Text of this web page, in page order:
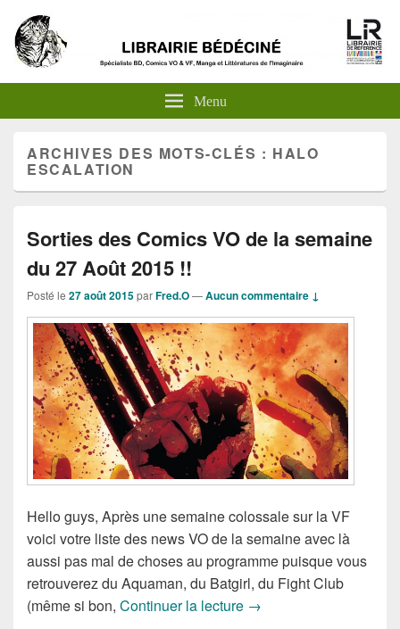
Menu
ARCHIVES DES MOTS-CLÉS : HALO
ESCALATION
Sorties des Comics VO de la semaine
du 27 Août 2015 !!
Posté le 27 août 2015parFred.O—Aucun commentaire ↓
Hello guys, Après une semaine colossale sur la VF
voici votre liste des news VO de la semaine avec là
aussi pas mal de choses au programme puisque vous
retrouverez du Aquaman, du Batgirl, du Fight Club
(même si bon, Continuer la lecture Sorties des Comics
→